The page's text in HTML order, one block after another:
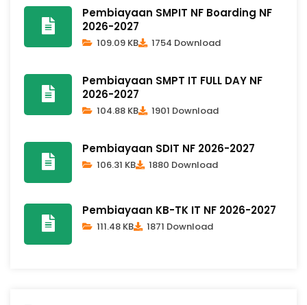
Pembiayaan SMPIT NF Boarding NF
2026-2027
109.09 KB 1754 Download
Pembiayaan SMPT IT FULL DAY NF
2026-2027
104.88 KB 1901 Download
Pembiayaan SDIT NF 2026-2027
106.31 KB 1880 Download
Pembiayaan KB-TK IT NF 2026-2027
111.48 KB 1871 Download